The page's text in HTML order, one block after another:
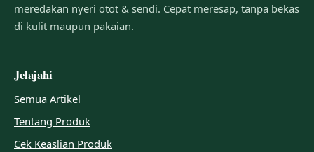
meredakan nyeri otot & sendi. Cepat meresap, tanpa bekas
di kulit maupun pakaian.
Jelajahi
Semua Artikel
Tentang Produk
Cek Keaslian Produk